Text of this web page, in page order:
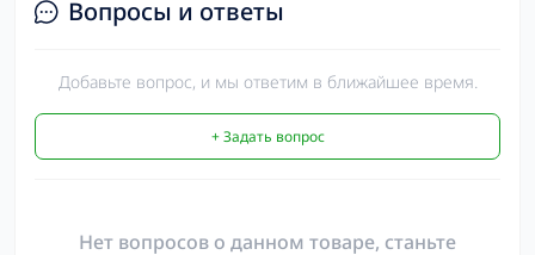
Вопросы и ответы
Добавьте вопрос, и мы ответим в ближайшее время.
+ Задать вопрос
Нет вопросов о данном товаре, станьте